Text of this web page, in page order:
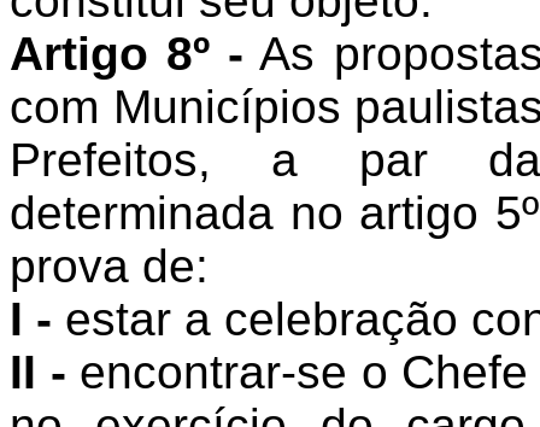
Artigo 8º - As
com Municípios
Prefeitos, a par da
determinada no artigo
prova de:
I - estar a celebração
II - encontrar-se o